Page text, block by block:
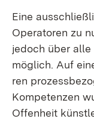
Ei­ne
Ope­ra­to­ren zu
je­doch über
mög­lich. Auf
ren
Kom­pe­ten­zen
Of­fen­heit